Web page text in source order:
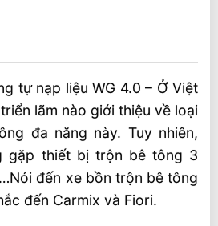
tự nạp liệu WG 4.0 – Ở Việt
lãm nào giới thiệu về loại
đa năng này. Tuy nhiên,
gặp thiết bị trộn bê tông 3
đến xe bồn trộn bê tông
đến Carmix và Fiori.